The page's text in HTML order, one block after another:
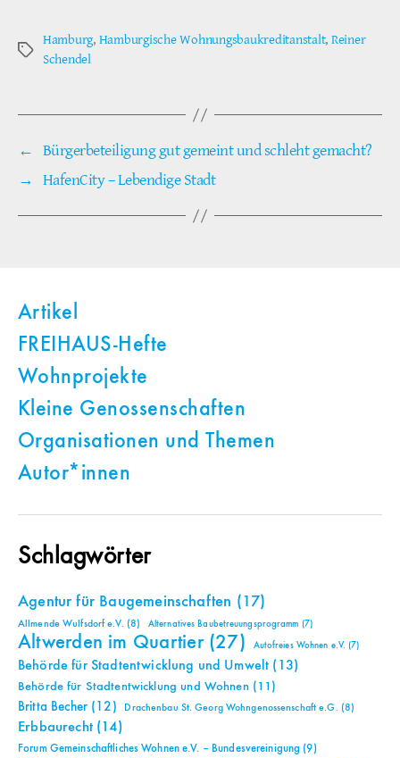
Schlagwörter
Hamburg, Hamburgische Wohnungsbaukreditanstalt, Reiner
Schendel
← Bürgerbeteiligung gut gemeint und schleht gemacht?
→ HafenCity – Lebendige Stadt
Artikel
FREIHAUS-Hefte
Wohnprojekte
Kleine Genossenschaften
Organisationen und Themen
Autor*innen
Schlagwörter
Agentur für Baugemeinschaften (17)
Allmende Wulfsdorf e.V. (8) Alternatives Baubetreuungsprogramm (7)
Altwerden im Quartier(27) Autofreies Wohnen e.V. (7)
Behörde für Stadtentwicklung und Umwelt (13)
Behörde für Stadtentwicklung und Wohnen(11)
Britta Becher(12) Drachenbau St. Georg Wohngenossenschaft e.G. (8)
Erbbaurecht(14)
Forum Gemeinschaftliches Wohnen e.V. – Bundesvereinigung (9)